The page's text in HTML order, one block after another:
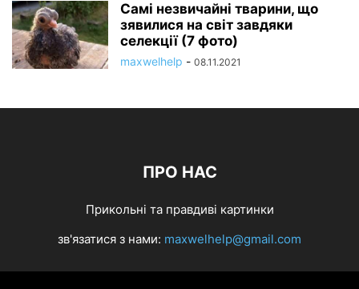
Самі незвичайні тварини, що
зявилися на світ завдяки
селекції (7 фото)
maxwelhelp - 08.11.2021
ПРО НАС
Прикольні та правдиві картинки
зв'язатися з нами: maxwelhelp@gmail.com